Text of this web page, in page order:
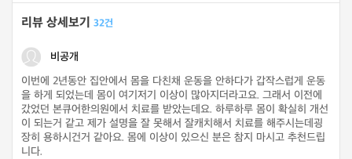
리뷰 상세보기 32건
비공개
이번에 2년동안 집안에서 몸을 다친채 운동을 안하다가 갑작스럽게 운동
을 하게 되었는데 몸이 여기저기 이상이 많아지더라고요. 그래서 이전에
갔었던 본큐어한의원에서 치료를 받았는데요. 하루하루 몸이 확실히 개선
이 되는거 같고 제가 설명을 잘 못해서 잘캐치해서 치료를 해주시는데굉
장히 용하시건거 같아요. 몸에 이상이 있으신 분은 참지 마시고 추천드립
니다.